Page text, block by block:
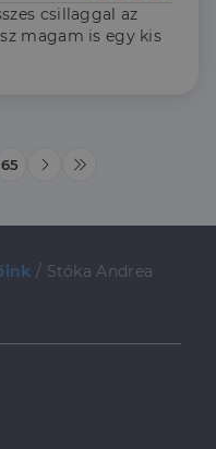
csillaggal az
magam is egy kis
65
/ Stóka Andrea